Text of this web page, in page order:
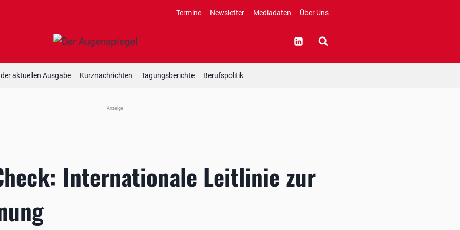
Termine Newsletter Mediadaten Über Uns
aktuellen Ausgabe Kurznachrichten Tagungsberichte Berufspolitik
Anzeige
Internationale Leitlinie zur